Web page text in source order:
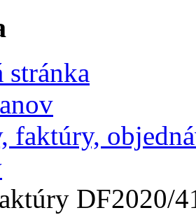
stránka
faktúry,
DF2020/